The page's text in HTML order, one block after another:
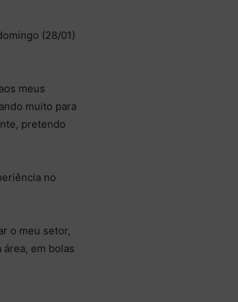
(28/01)
meus
muito para
pretendo
no
o meu setor,
em bolas